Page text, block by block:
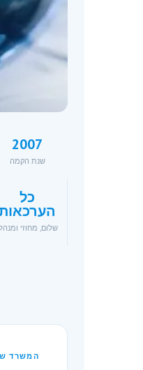
2007
שנת הקמה
כל
שלום, מחוזי
המשרד